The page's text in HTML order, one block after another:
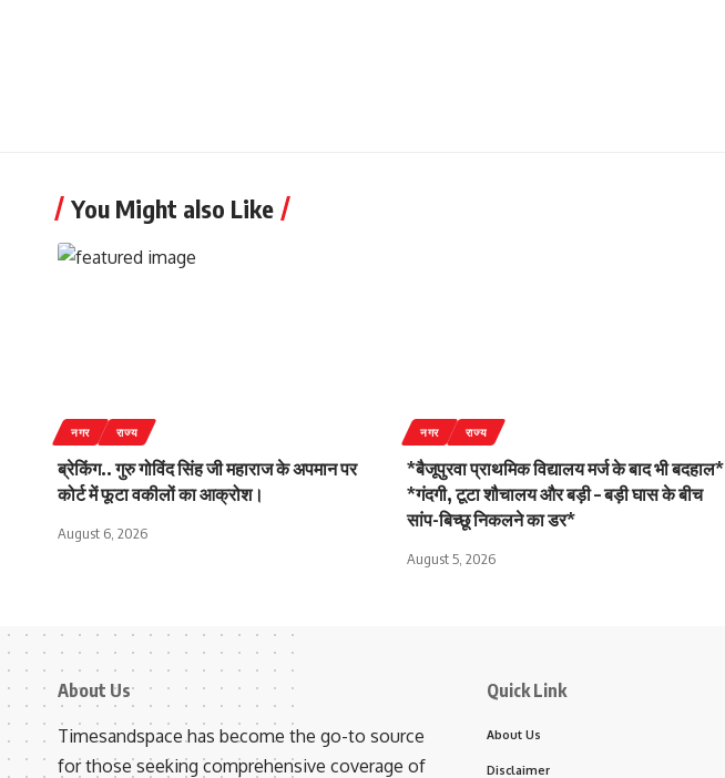
You Might also Like
नगर राज्य
ब्रेकिंग.. गुरु गोविंद सिंह जी महाराज के अपमान पर
कोर्ट में फूटा वकीलों का आक्रोश।
August 6, 2026
नगर राज्य
*बैजूपुरवा प्राथमिक विद्यालय मर्ज के बाद भी बदहाल*
*गंदगी, टूटा शौचालय और बड़ी – बड़ी घास के बीच
सांप-बिच्छू निकलने का डर*
August 5, 2026
About Us
Timesandspace has become the go-to source
for those seeking comprehensive coverage of
Quick Link
About Us
Disclaimer